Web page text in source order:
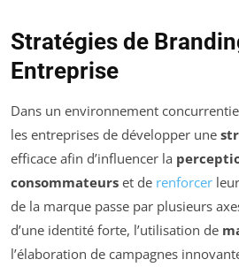
Stratégies de
Entreprise
Dans un environnement
les entreprises de développer une
efficace afin d’influencer la
consommateurs et de renforcer leur
de la marque passe par plusieurs
d’une identité forte, l’utilisation de
l’élaboration de campagnes